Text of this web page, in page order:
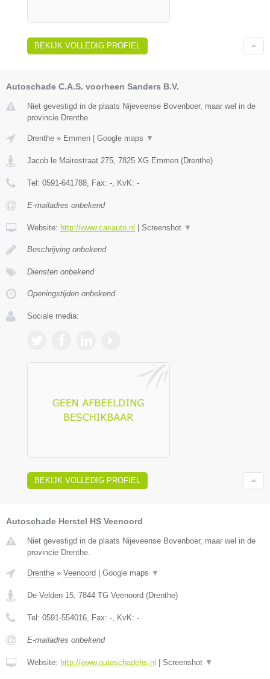
BEKIJK VOLLEDIG PROFIEL
Autoschade C.A.S. voorheen Sanders B.V.
Niet gevestigd in de plaats Nijeveense Bovenboer, maar wel in de
provincie Drenthe.
Drenthe » Emmen | Google maps ▼
Jacob le Mairestraat 275 7825 XG Emmen (Drenthe)
Tel: 0591-641788 , Fax: - , KvK: -
E-mailadres onbekend
Website: http://www.casauto.nl | Screenshot ▼
Beschrijving onbekend
Diensten onbekend
Openingstijden onbekend
Sociale media:
BEKIJK VOLLEDIG PROFIEL
Autoschade Herstel HS Veenoord
Niet gevestigd in de plaats Nijeveense Bovenboer, maar wel in de
provincie Drenthe.
Drenthe » Veenoord Google maps ▼
De Velden 15, 7844 TG Veenoord (Drenthe)
Tel: 0591-554016, Fax: -, KvK: -
E-mailadres onbekend
Website: http://www.autoschadehs.nl Screenshot ▼